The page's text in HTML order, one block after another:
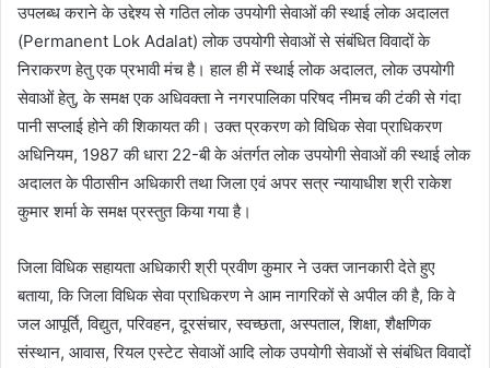
उपलब्ध कराने के उद्देश्य से गठित लोक उपयोगी सेवाओं की स्थाई लोक अदालत
(Permanent Lok Adalat) लोक उपयोगी सेवाओं से संबंधित विवादों के
निराकरण हेतु एक प्रभावी मंच है। हाल ही में स्थाई लोक अदालत, लोक उपयोगी
सेवाओं हेतु, के समक्ष एक अधिवक्‍ता ने नगरपालिका परिषद नीमच की टंकी से गंदा
पानी सप्लाई होने की शिकायत की। उक्त प्रकरण को विधिक सेवा प्राधिकरण
अधिनियम, 1987 की धारा 22-बी के अंतर्गत लोक उपयोगी सेवाओं की स्थाई लोक
अदालत के पीठासीन अधिकारी तथा जिला एवं अपर सत्र न्यायाधीश श्री राकेश
कुमार शर्मा के समक्ष प्रस्तुत किया गया है।
जिला विधिक सहायता अधिकारी श्री प्रवीण कुमार ने उक्‍त जानकारी देते हुए
बताया, कि जिला विधिक सेवा प्राधिकरण ने आम नागरिकों से अपील की है, कि वे
जल आपूर्ति, विद्युत, परिवहन, दूरसंचार, स्वच्छता, अस्पताल, शिक्षा, शैक्षणिक
संस्थान, आवास, रियल एस्टेट सेवाओं आदि लोक उपयोगी सेवाओं से संबंधित विवादों